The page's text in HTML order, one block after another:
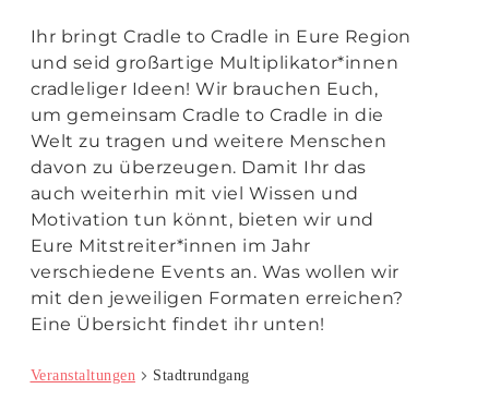
Ihr bringt Cradle to Cradle in Eure Region
und seid großartige Multiplikator*innen
cradleliger Ideen! Wir brauchen Euch,
um gemeinsam Cradle to Cradle in die
Welt zu tragen und weitere Menschen
davon zu überzeugen. Damit Ihr das
auch weiterhin mit viel Wissen und
Motivation tun könnt, bieten wir und
Eure Mitstreiter*innen im Jahr
verschiedene Events an. Was wollen wir
mit den jeweiligen Formaten erreichen?
Eine Übersicht findet ihr unten!
Veranstaltungen Stadtrundgang